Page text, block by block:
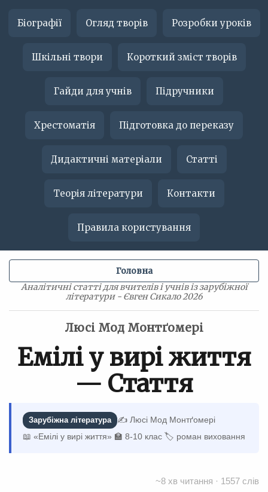
Біографії Огляд творів Розробки уроків
Шкільні твори Короткий зміст творів
Гайди для учнів Підручники
Хрестоматія Підготовка до переказу
Дидактичні матеріали Статті
Теорія літератури Контакти
Правила користування
Аналітичні статті для вчителів і учнів із зарубіжної
літератури - Євген Сикало 2026
Головна
Люсі Мод Монтґомері
Емілі у вирі життя
— Стаття
Зарубіжна література
✍️ Люсі Мод Монтґомері
📖 «Емілі у вирі життя» 🏫 8-10 клас 🏷 роман виховання
~8 хв читання · 1557 слів